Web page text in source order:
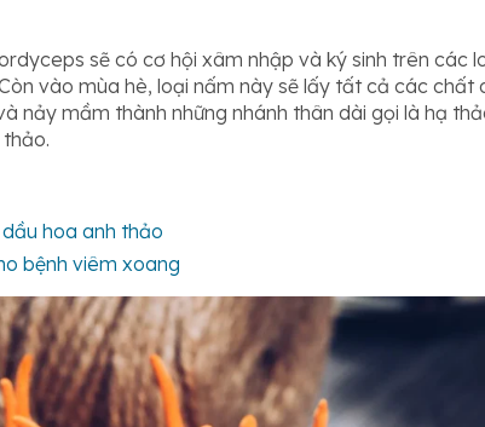
sẽ có cơ hội xâm nhập và ký sinh trên các
vào mùa hè, loại nấm này sẽ lấy tất cả các chất
nảy mầm thành những nhánh thân dài gọi là hạ
hoa anh thảo
bệnh viêm xoang